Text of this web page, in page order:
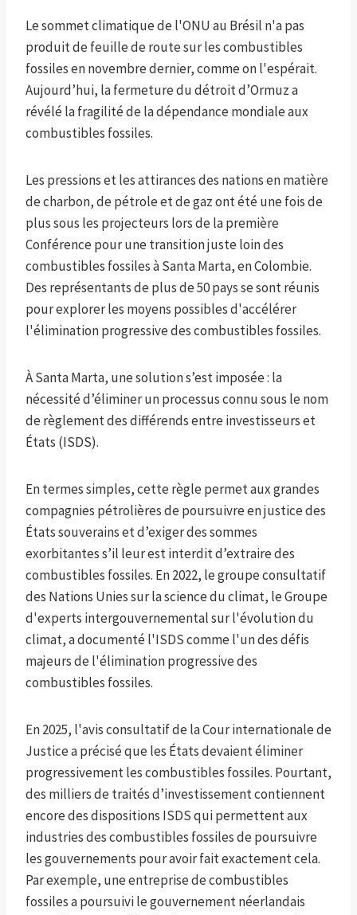
Le sommet climatique de l'ONU au Brésil n'a pas
produit de feuille de route sur les combustibles
fossiles en novembre dernier, comme on l'espérait.
Aujourd’hui, la fermeture du détroit d’Ormuz a
révélé la fragilité de la dépendance mondiale aux
combustibles fossiles.
Les pressions et les attirances des nations en matière
de charbon, de pétrole et de gaz ont été une fois de
plus sous les projecteurs lors de la première
Conférence pour une transition juste loin des
combustibles fossiles à Santa Marta, en Colombie.
Des représentants de plus de 50 pays se sont réunis
pour explorer les moyens possibles d'accélérer
l'élimination progressive des combustibles fossiles.
À Santa Marta, une solution s’est imposée : la
nécessité d’éliminer un processus connu sous le nom
de règlement des différends entre investisseurs et
États (ISDS).
En termes simples, cette règle permet aux grandes
compagnies pétrolières de poursuivre en justice des
États souverains et d’exiger des sommes
exorbitantes s’il leur est interdit d’extraire des
combustibles fossiles. En 2022, le groupe consultatif
des Nations Unies sur la science du climat, le Groupe
d'experts intergouvernemental sur l'évolution du
climat, a documenté l'ISDS comme l'un des défis
majeurs de l'élimination progressive des
combustibles fossiles.
En 2025, l'avis consultatif de la Cour internationale de
Justice a précisé que les États devaient éliminer
progressivement les combustibles fossiles. Pourtant,
des milliers de traités d’investissement contiennent
encore des dispositions ISDS qui permettent aux
industries des combustibles fossiles de poursuivre
les gouvernements pour avoir fait exactement cela.
Par exemple, une entreprise de combustibles
fossiles a poursuivi le gouvernement néerlandais